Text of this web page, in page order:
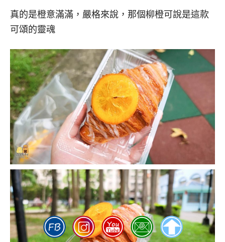
真的是橙意滿滿，嚴格來說，那個柳橙可說是這款
可頌的靈魂